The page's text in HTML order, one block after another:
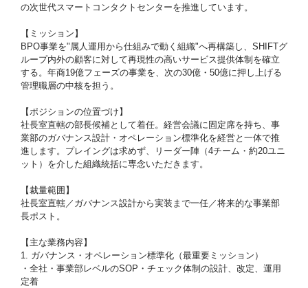
の次世代スマートコンタクトセンターを推進しています。
【ミッション】
BPO事業を"属人運用から仕組みで動く組織"へ再構築し、SHIFTグ
ループ内外の顧客に対して再現性の高いサービス提供体制を確立
する。年商19億フェーズの事業を、次の30億・50億に押し上げる
管理職層の中核を担う。
【ポジションの位置づけ】
社長室直轄の部長候補として着任。経営会議に固定席を持ち、事
業部のガバナンス設計・オペレーション標準化を経営と一体で推
進します。プレイングは求めず、リーダー陣（4チーム・約20ユニ
ット）を介した組織統括に専念いただきます。
【裁量範囲】
社長室直轄／ガバナンス設計から実装まで一任／将来的な事業部
長ポスト。
【主な業務内容】
1. ガバナンス・オペレーション標準化（最重要ミッション）
・全社・事業部レベルのSOP・チェック体制の設計、改定、運用
定着